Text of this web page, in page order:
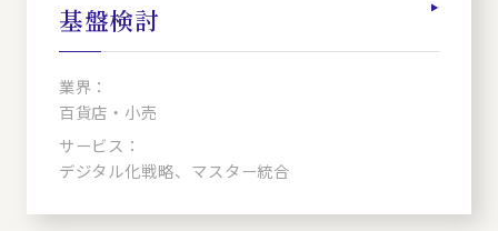
基盤検討
業界：
百貨店・小売
サービス：
デジタル化戦略、マスター統合